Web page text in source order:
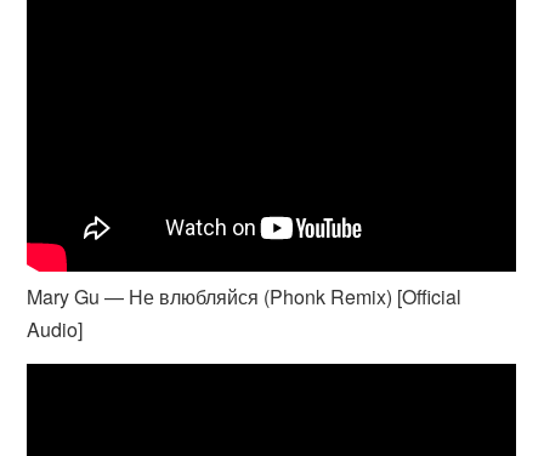
Mary Gu — Не влюбляйся (Phonk Remix) [Official
Audio]